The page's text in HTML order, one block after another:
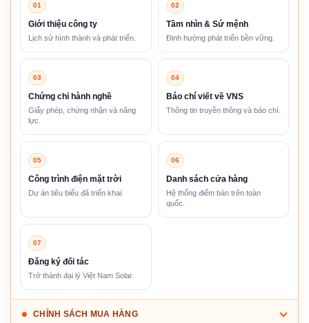
01
Giới thiệu công ty
Lịch sử hình thành và phát triển.
02
Tầm nhìn & Sứ mệnh
Định hướng phát triển bền vững.
03
Chứng chỉ hành nghề
Giấy phép, chứng nhận và năng
lực.
04
Báo chí viết về VNS
Thông tin truyền thông và báo chí.
05
Công trình điện mặt trời
Dự án tiêu biểu đã triển khai.
06
Danh sách cửa hàng
Hệ thống điểm bán trên toàn
quốc.
07
Đăng ký đối tác
Trở thành đại lý Việt Nam Solar.
CHÍNH SÁCH MUA HÀNG